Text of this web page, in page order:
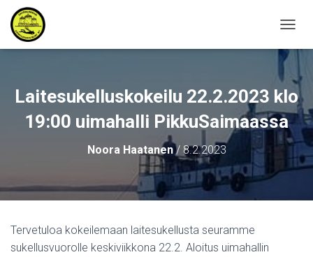
A
O
I
N
T
P
Laitesukelluskokeilu 22.2.2023 klo
19:00 uimahalli PikkuSaimaassa
Noora Haatanen/ 8.2.2023
Tervetuloa kokeilemaan laitesukellusta seuramme
sukellusvuorolle keskiviikkona 22.2. Aloitus uimahallin